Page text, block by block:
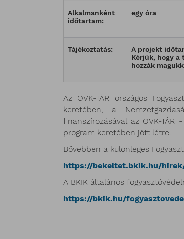
Alkalmanként
időtartam:
egy óra
Tájékoztatás:
A projekt
Kérjük, hogy a
hozzák
Az OVK-TÁR országos
keretében, a
finanszírozásával az OVK-
program keretében jött létre.
Bővebben a különleges
https://bekeltet.bkik.hu/
A BKIK általános
https://bkik.hu/